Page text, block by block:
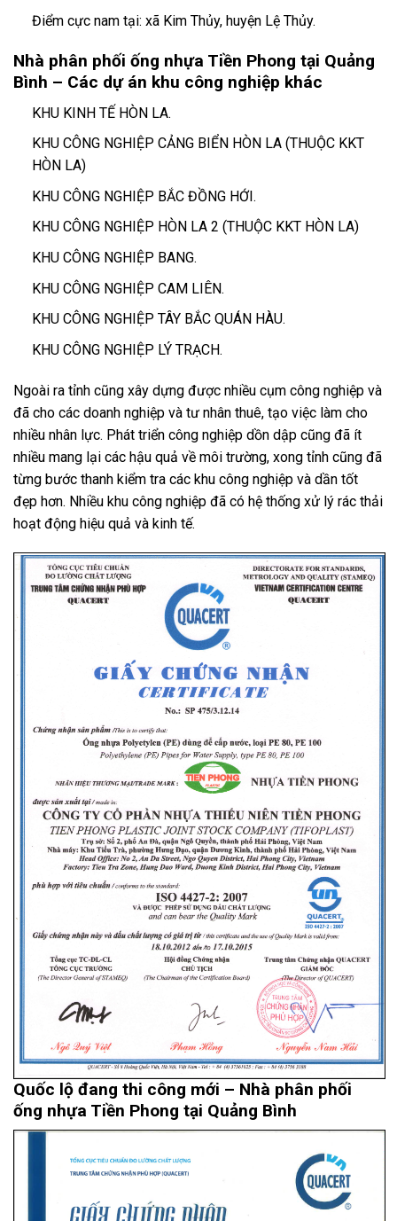
Điểm cực nam tại: xã Kim Thủy, huyện Lệ Thủy.
Nhà phân phối ống nhựa Tiền Phong tại Quảng
Bình – Các dự án khu công nghiệp khác
KHU KINH TẾ HÒN LA.
KHU CÔNG NGHIỆP CẢNG BIỂN HÒN LA (THUỘC KKT
HÒN LA)
KHU CÔNG NGHIỆP BẮC ĐỒNG HỚI.
KHU CÔNG NGHIỆP HÒN LA 2 (THUỘC KKT HÒN LA)
KHU CÔNG NGHIỆP BANG.
KHU CÔNG NGHIỆP CAM LIÊN.
KHU CÔNG NGHIỆP TÂY BẮC QUÁN HÀU.
KHU CÔNG NGHIỆP LÝ TRẠCH.
Ngoài ra tỉnh cũng xây dựng được nhiều cụm công nghiệp và
đã cho các doanh nghiệp và tư nhân thuê, tạo việc làm cho
nhiều nhân lực. Phát triển công nghiệp dồn dập cũng đã ít
nhiều mang lại các hậu quả về môi trường, xong tỉnh cũng đã
từng bước thanh kiểm tra các khu công nghiệp và dần tốt
đẹp hơn. Nhiều khu công nghiệp đã có hệ thống xử lý rác thải
hoạt động hiệu quả và kinh tế.
Quốc lộ đang thi công mới – Nhà phân phối
ống nhựa Tiền Phong tại Quảng Bình